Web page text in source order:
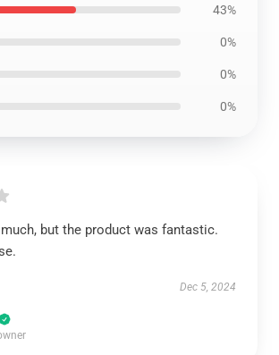
43%
0%
0%
0%
much, but the product was fantastic.
Dec 5, 2024